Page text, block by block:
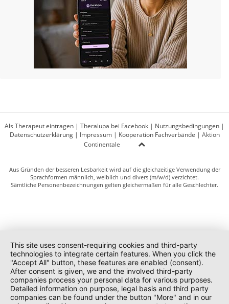
Als Therapeut eintragen | Theralupa bei Facebook | Nutzungsbedingungen |
Datenschutzerklärung| Impressum| Kooperation Fachverbände | Aktion
Continentale
Aus Gründen der besseren Lesbarkeit wird auf die gleichzeitige Verwendung der
Sprachformen männlich, weiblich und divers (m/w/d) verzichtet.
Sämtliche Personenbezeichnungen gelten gleichermaßen für alle Geschlechter.
This site uses consent-requiring cookies and third-party
technologies to integrate certain features. When you click the
"Accept All" button, these features are enabled (consent).
After consent is given, we and the involved third-party
companies process your personal data for various purposes.
Detailed information on purpose, legal basis and third party
companies can be found under the button "More" and in our